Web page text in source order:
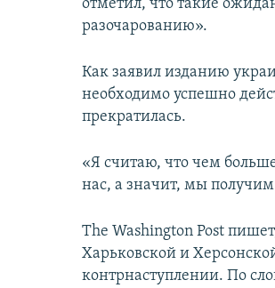
отметил, что такие
разочарованию».
Как заявил изданию
необходимо успешно
прекратилась.
«Я считаю, что чем
нас, а значит, мы получим
The Washington Post
Харьковской и
контрнаступлении. По